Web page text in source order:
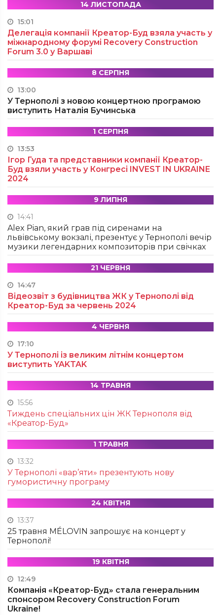
14 ЛИСТОПАДА
15:01
Делегація компанії Креатор-Буд взяла участь у
міжнародному форумі Recovery Construction
Forum 3.0 у Варшаві
8 СЕРПНЯ
13:00
У Тернополі з новою концертною програмою
виступить Наталія Бучинська
1 СЕРПНЯ
13:53
Ігор Гуда та представники компанії Креатор-
Буд взяли участь у Конгресі INVEST IN UKRAINE
2024
9 ЛИПНЯ
14:41
Alex Pian, який грав під сиренами на
львівському вокзалі, презентує у Тернополі вечір
музики легендарних композиторів при свічках
21 ЧЕРВНЯ
14:47
Відеозвіт з будівництва ЖК у Тернополі від
Креатор-Буд за червень 2024
4 ЧЕРВНЯ
17:10
У Тернополі із великим літнім концертом
виступить YAKTAK
14 ТРАВНЯ
15:56
Тиждень спеціальних цін ЖК Тернополя від
«Креатор-Буд»
1 ТРАВНЯ
13:32
У Тернополі «вар’яти» презентують нову
гумористичну програму
24 КВІТНЯ
13:37
25 травня MÉLOVIN запрошує на концерт у
Тернополі!
19 КВІТНЯ
12:49
Компанія «Креатор-Буд» стала генеральним
спонсором Recovery Construction Forum
Ukraine!